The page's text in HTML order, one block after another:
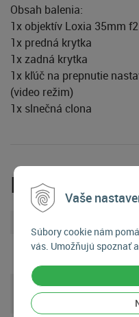
Vaše
Súbory cookie nám
vás. Umožňujú spoznať
Obsah balenia:
1x objektív Loxia 35mm f2
1x predná krytka
1x zadná krytka
1x kľúč na prepnutie
(video režim)
1x slnečná clona
Parametre
Odolnosť
objektívu
Stabilizátor
obrazu